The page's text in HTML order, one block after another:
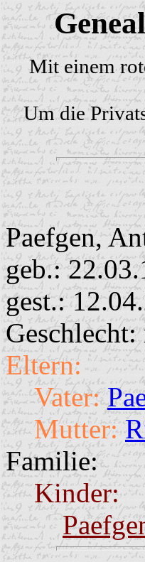
Mit einem
Um die
Paefgen,
geb.:
gest.:
Eltern:
Vater:
Mutter:
Familie:
Kinder: